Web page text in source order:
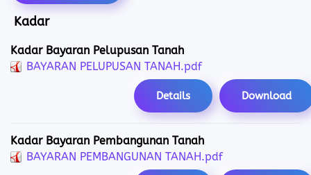
Kadar
Kadar Bayaran Pelupusan Tanah
BAYARAN PELUPUSAN TANAH.pdf
Download
Details
Kadar Bayaran Pembangunan Tanah
BAYARAN PEMBANGUNAN TANAH.pdf